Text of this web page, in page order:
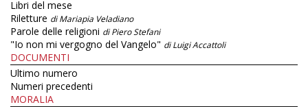
Libri del mese
Riletture di Mariapia Veladiano
Parole delle religioni di Piero Stefani
"Io non mi vergogno del Vangelo" di Luigi Accattoli
DOCUMENTI
Ultimo numero
Numeri precedenti
MORALIA